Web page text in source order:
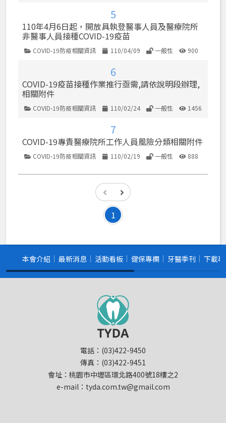
5
110年4月6日起，開放具執登醫事人員及醫療院所
非醫事人員接種COVID-19疫苗
類別
COVID-19防疫相關資訊 發佈日期
110/04/09 使用權限
一般性 點閱數
900
6
COVID-19疫苗接種作業推行亟需,請依說明段辦理,
相關附件
類別
COVID-19防疫相關資訊 發佈日期
110/02/24 使用權限
一般性 點閱數
1456
7
COVID-19專責醫療院所工作人員風險分類相關附件
類別
COVID-19防疫相關資訊 發佈日期
110/02/19 使用權限
一般性 點閱數
888
1
本會介紹 最新消息 活動看板 健保專欄 牙醫季刊 下載
電話：(03)422-9450
傳真：(03)422-9451
會址：桃園市中壢區環北路400號18樓之2
e-mail：tyda.com.tw@gmail.com